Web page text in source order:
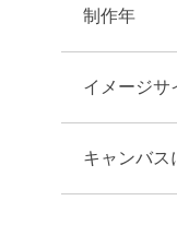
制作年
イメージサ
キャンバス